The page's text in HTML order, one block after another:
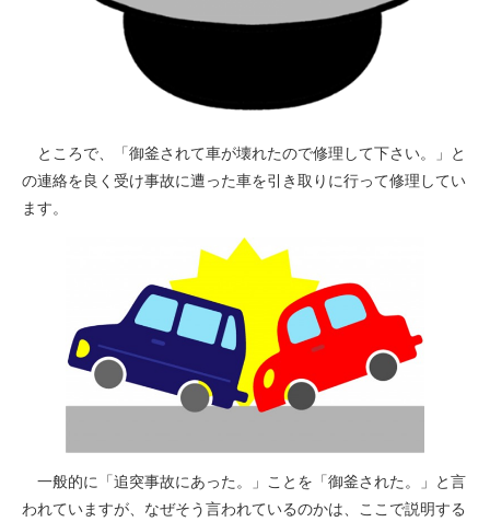
ところで、「御釜されて車が壊れたので修理して下さい。」と
の連絡を良く受け事故に遭った車を引き取りに行って修理してい
ます。
一般的に「追突事故にあった。」ことを「御釜された。」と言
われていますが、なぜそう言われているのかは、ここで説明する